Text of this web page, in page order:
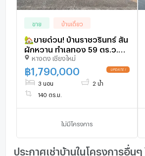
ขาย บ้านเดี่ยว
🏡ขายด่วน! บ้านราชวรินทร์ สัน
ผักหวาน ทำเลทอง 59 ตร.ว.
140 ตร.ม. 1.79 ลบ. 📞063-
6649056
หางดง เชียงใหม่
฿1,790,000
3 นอน 2 น้ำ
140 ตร.ม.
ไม่มีโครงการ
ประกาศเช่าบ้านในโครงการอื่น